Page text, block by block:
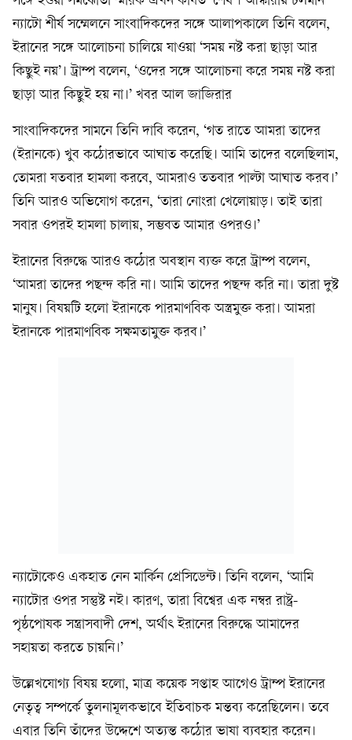
ন্যাটো শীর্ষ সম্মেলনে সাংবাদিকদের সঙ্গে আলাপকালে তিনি বলেন,
ইরানের সঙ্গে আলোচনা চালিয়ে যাওয়া ‘সময় নষ্ট করা ছাড়া আর
কিছুই নয়’। ট্রাম্প বলেন, ‘ওদের সঙ্গে আলোচনা করে সময় নষ্ট করা
ছাড়া আর কিছুই হয় না।’ খবর আল জাজিরার
সাংবাদিকদের সামনে তিনি দাবি করেন, ‘গত রাতে আমরা তাদের
(ইরানকে) খুব কঠোরভাবে আঘাত করেছি। আমি তাদের বলেছিলাম,
তোমরা যতবার হামলা করবে, আমরাও ততবার পাল্টা আঘাত করব।’
তিনি আরও অভিযোগ করেন, ‘তারা নোংরা খেলোয়াড়। তাই তারা
সবার ওপরই হামলা চালায়, সম্ভবত আমার ওপরও।’
ইরানের বিরুদ্ধে আরও কঠোর অবস্থান ব্যক্ত করে ট্রাম্প বলেন,
‘আমরা তাদের পছন্দ করি না। আমি তাদের পছন্দ করি না। তারা দুষ্ট
মানুষ। বিষয়টি হলো ইরানকে পারমাণবিক অস্ত্রমুক্ত করা। আমরা
ইরানকে পারমাণবিক সক্ষমতামুক্ত করব।’
ন্যাটোকেও একহাত নেন মার্কিন প্রেসিডেন্ট। তিনি বলেন, ‘আমি
ন্যাটোর ওপর সন্তুষ্ট নই। কারণ, তারা বিশ্বের এক নম্বর রাষ্ট্র-
পৃষ্ঠপোষক সন্ত্রাসবাদী দেশ, অর্থাৎ ইরানের বিরুদ্ধে আমাদের
সহায়তা করতে চায়নি।’
উল্লেখযোগ্য বিষয় হলো, মাত্র কয়েক সপ্তাহ আগেও ট্রাম্প ইরানের
নেতৃত্ব সম্পর্কে তুলনামূলকভাবে ইতিবাচক মন্তব্য করেছিলেন। তবে
এবার তিনি তাঁদের উদ্দেশে অত্যন্ত কঠোর ভাষা ব্যবহার করেন।